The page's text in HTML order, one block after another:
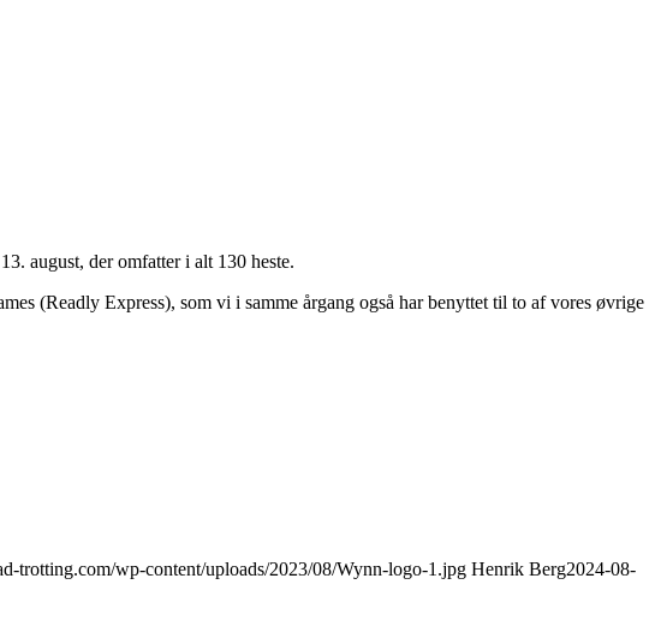
august, der omfatter i alt 130 heste.
(Readly Express), som vi i samme årgang også har benyttet til to af vores øvrige
trotting.com/wp-content/uploads/2023/08/Wynn-logo-1.jpg Henrik Berg2024-08-